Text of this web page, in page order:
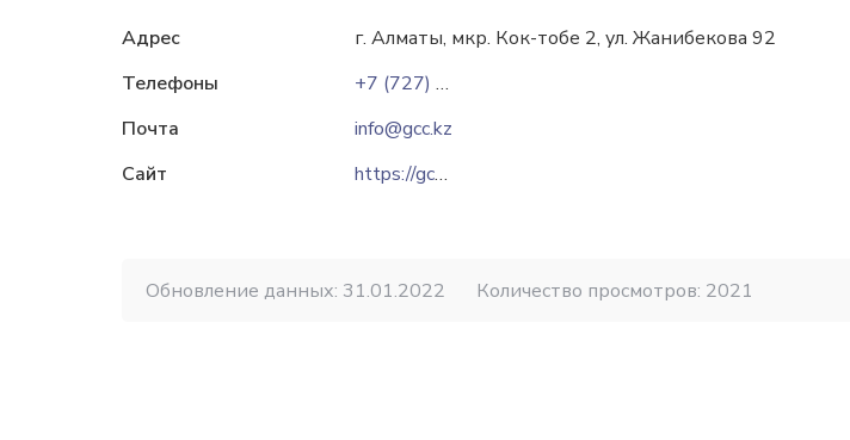
Адрес
г. Алматы, мкр. Кок-тобе 2, ул. Жанибекова 92
Телефоны
+7 (727) 390 00 76
Почта
info@gcc.kz
Сайт
https://gcc.kz
Обновление данных: 31.01.2022 Количество просмотров: 2021